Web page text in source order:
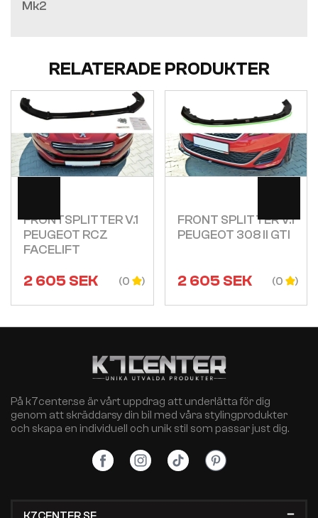
Mk2
RELATERADE PRODUKTER
FRONTSPLITTER V.1
PEUGEOT RCZ
FACELIFT
2 605SEK (0
FRONT SPLITTER V.1
PEUGEOT 308 II GTI
2 605SEK (0
På k7center.se är vårt uppdrag att underlätta för dig
genom att skräddarsy din bil med våra stylingprodukter
och skapa en individuell och unik stil som passar just dig.